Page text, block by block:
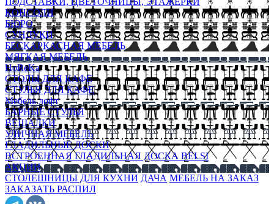
КОНСОЛИ
БЮРО
СУНДУКИ
БЕСКАРКАСНАЯ МЕБЕЛЬ
МЯГКАЯ МЕБЕЛЬ
HoReKa
СТОЛЫ ДЛЯ КАФЕ
СТУЛЬЯ ДЛЯ КАФЕ
Мебель лофт
БАРНЫЕ СТУЛЬЯ
ВЕШАЛКИ
УЛИЧНАЯ МЕБЕЛЬ
ГЛАДИЛЬНЫЕ ДОСКИ
ВСТРОЕННАЯ ГЛАДИЛЬНАЯ ДОСКА BELSI
АКЦИИ
СТОЛЕШНИЦЫ ДЛЯ КУХНИ ДАЧА МЕБЕЛЬ НА ЗАКАЗ
ЗАКАЗАТЬ РАСПИЛ